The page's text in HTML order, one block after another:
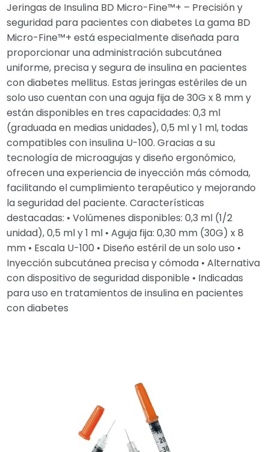
Jeringas de Insulina BD Micro-Fine™+ – Precisión y
seguridad para pacientes con diabetes La gama BD
Micro-Fine™+ está especialmente diseñada para
proporcionar una administración subcutánea
uniforme, precisa y segura de insulina en pacientes
con diabetes mellitus. Estas jeringas estériles de un
solo uso cuentan con una aguja fija de 30G x 8 mm y
están disponibles en tres capacidades: 0,3 ml
(graduada en medias unidades), 0,5 ml y 1 ml, todas
compatibles con insulina U-100. Gracias a su
tecnología de microagujas y diseño ergonómico,
ofrecen una experiencia de inyección más cómoda,
facilitando el cumplimiento terapéutico y mejorando
la seguridad del paciente. Características
destacadas: • Volúmenes disponibles: 0,3 ml (1/2
unidad), 0,5 ml y 1 ml • Aguja fija: 0,30 mm (30G) x 8
mm • Escala U-100 • Diseño estéril de un solo uso •
Inyección subcutánea precisa y cómoda • Alternativa
con dispositivo de seguridad disponible • Indicadas
para uso en tratamientos de insulina en pacientes
con diabetes